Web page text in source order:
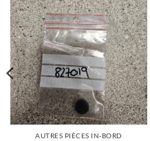
AUTRES PIÈCES IN-BORD